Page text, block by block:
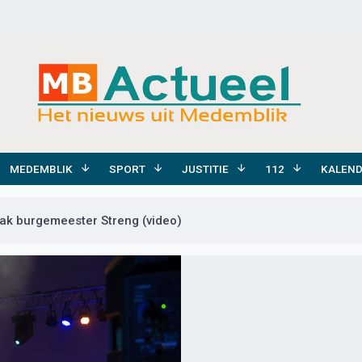
MEDEMBLIK SPORT JUSTITIE 112
burgemeester Streng (video)